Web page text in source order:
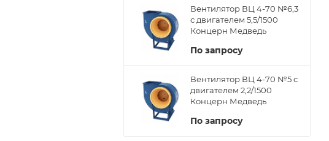
Вентилятор ВЦ 4-70 №6,3
с двигателем 5,5/1500
Концерн Медведь
По запросу
Вентилятор ВЦ 4-70 №5 с
двигателем 2,2/1500
Концерн Медведь
По запросу